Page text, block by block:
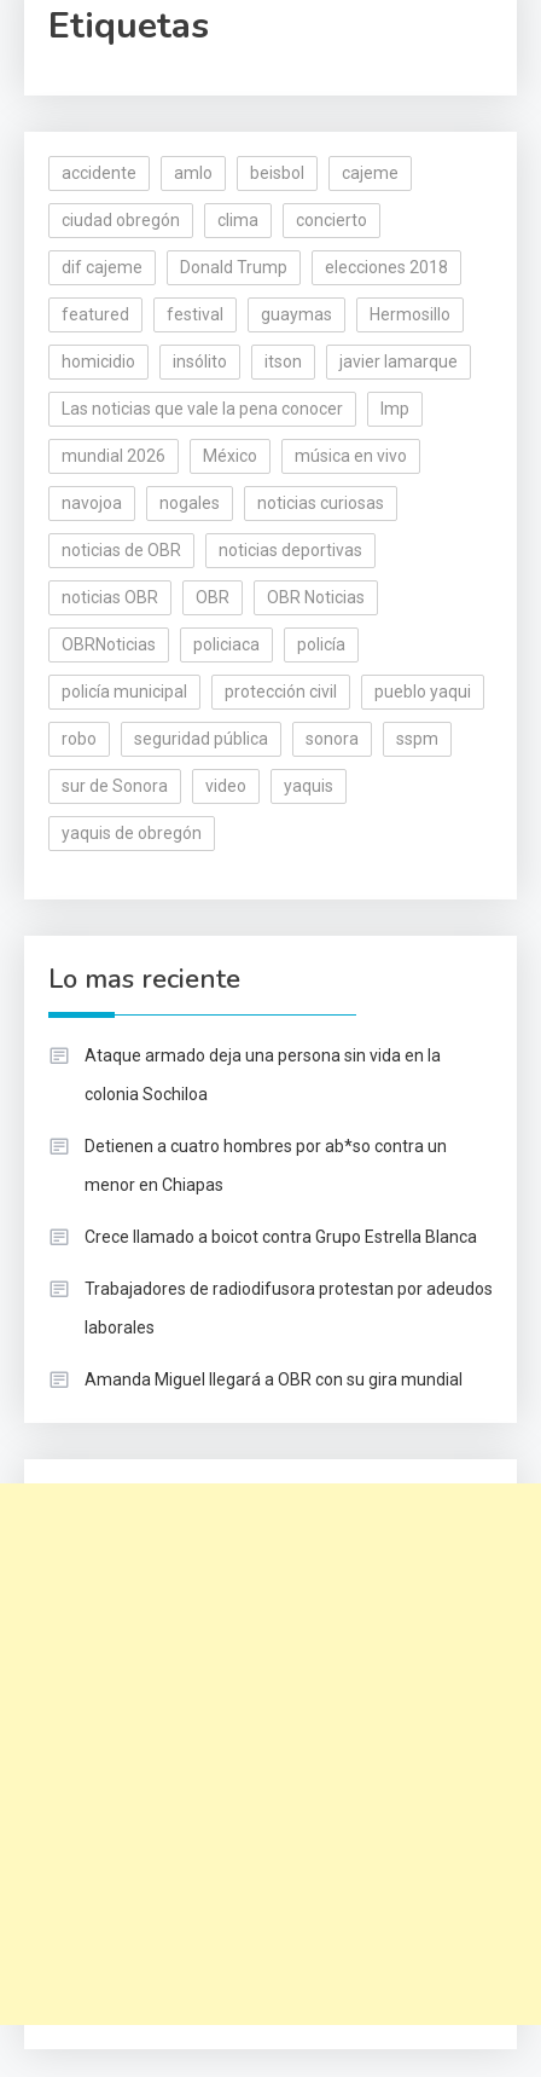
Etiquetas
accidente amlo beisbol cajeme
ciudad obregón clima concierto
dif cajeme Donald Trump elecciones 2018
featured festival guaymas Hermosillo
homicidio insólito itson javier lamarque
Las noticias que vale la pena conocer lmp
mundial 2026 México música en vivo
navojoa nogales noticias curiosas
noticias de OBR noticias deportivas
noticias OBR OBR OBR Noticias
OBRNoticias policiaca policía
policía municipal protección civil pueblo yaqui
robo seguridad pública sonora sspm
sur de Sonora video yaquis
yaquis de obregón
Lo mas reciente
Ataque armado deja una persona sin vida en la
colonia Sochiloa
Detienen a cuatro hombres por ab*so contra un
menor en Chiapas
Crece llamado a boicot contra Grupo Estrella Blanca
Trabajadores de radiodifusora protestan por adeudos
laborales
Amanda Miguel llegará a OBR con su gira mundial